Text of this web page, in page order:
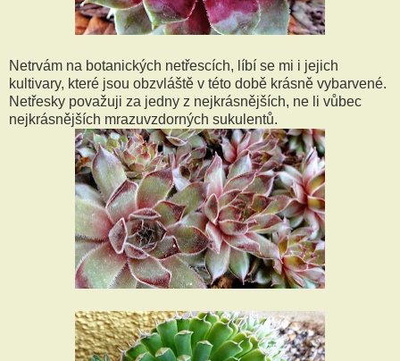
Netrvám na botanických netřescích, líbí se mi i jejich
kultivary, které jsou obzvláště v této době krásně vybarvené.
Netřesky považuji za jedny z nejkrásnějších, ne li vůbec
nejkrásnějších mrazuvzdorných sukulentů.